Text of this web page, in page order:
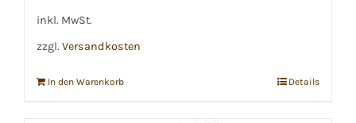
inkl. MwSt.
zzgl. Versandkosten
In den Warenkorb Details